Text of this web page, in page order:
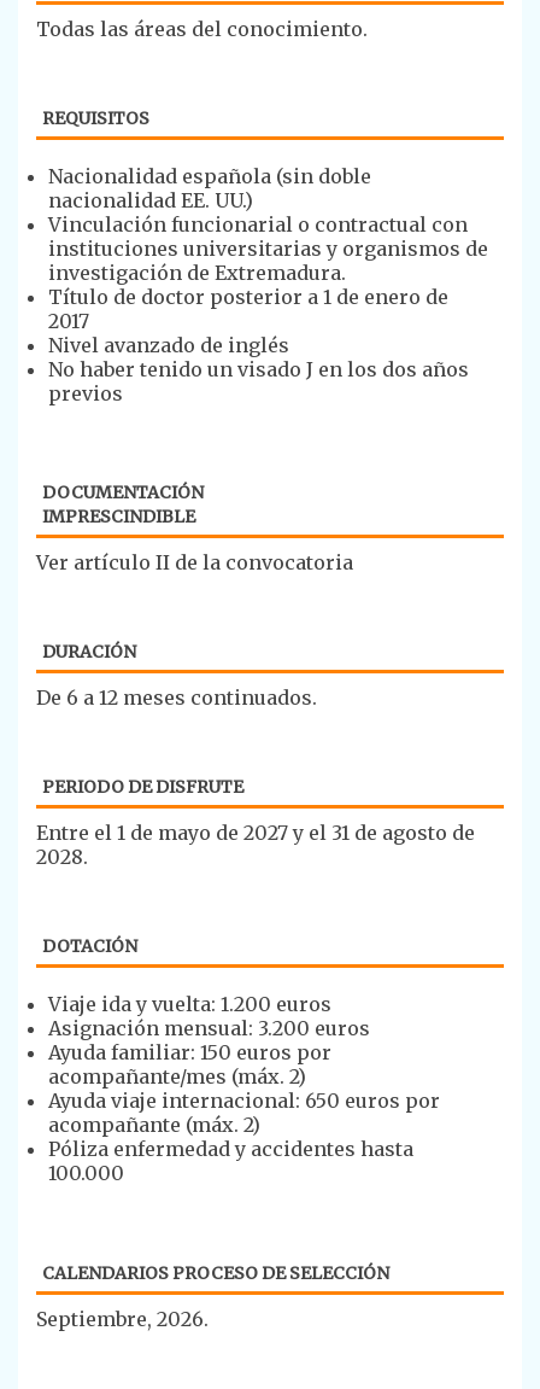
​​Todas las áreas del conocimiento.
REQUISITOS
​​Nacionalidad española (sin doble
nacionalidad EE. UU.)
Vinculación funcionarial o contractual con
instituciones universitarias y organismos de
investigación de Extremadura.
Título de doctor posterior a 1 de enero de
2017
Nivel avanzado de inglés
No haber tenido un visado J en los dos años
previos
DOCUMENTACIÓN
IMPRESCINDIBLE
​Ver artículo II de la convocatoria
DURACIÓN
​​De 6 a 12 meses continuados.
PERIODO DE DISFRUTE
​​Entre el 1 de mayo de 2027 y el 31 de agosto de
2028.
DOTACIÓN
​​Viaje ida y vuelta: 1.200 euros
Asignación mensual: 3.200 euros
Ayuda familiar: 150 euros por
acompañante/mes (máx. 2)
Ayuda viaje internacional: 650 euros por
acompañante (máx. 2)
Póliza enfermedad y accidentes hasta
100.000
CALENDARIOS PROCESO DE SELECCIÓN
Septiembre, 2026.